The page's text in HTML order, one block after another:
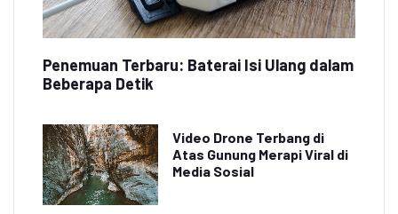
Penemuan Terbaru: Baterai Isi Ulang dalam
Beberapa Detik
Video Drone Terbang di
Atas Gunung Merapi Viral di
Media Sosial